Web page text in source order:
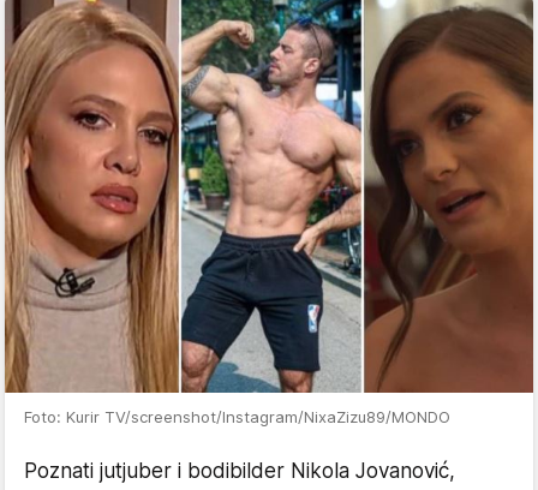
Foto: Kurir TV/screenshot/Instagram/NixaZizu89/MONDO
Poznati jutjuber i bodibilder Nikola Jovanović,